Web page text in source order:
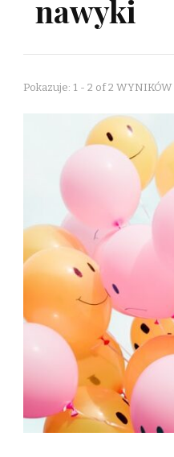
nawyki
Pokazuje: 1 - 2 of 2 WYNIKÓW